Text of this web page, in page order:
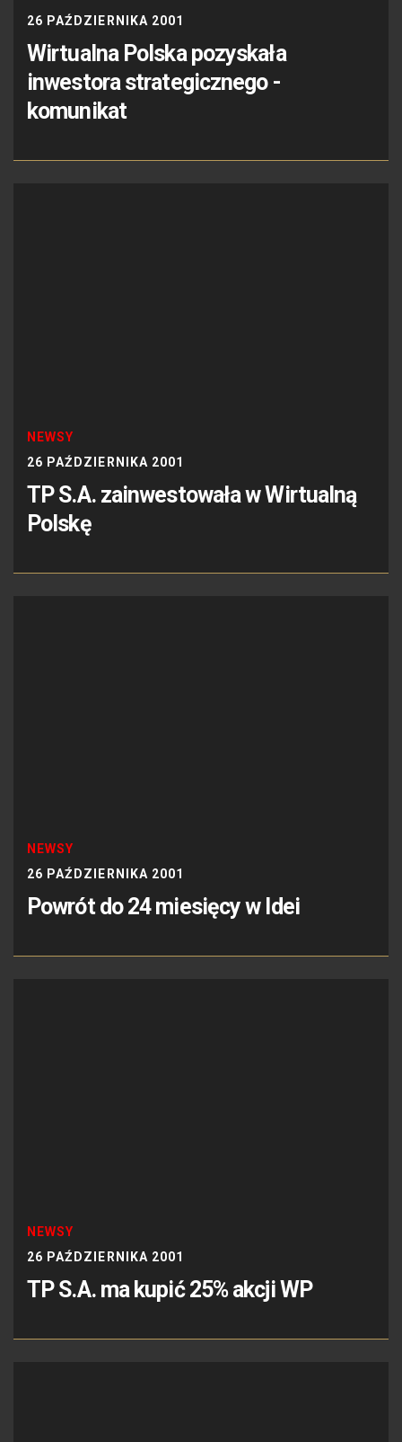
26 PAŹDZIERNIKA 2001
Wirtualna Polska pozyskała
inwestora strategicznego -
komunikat
NEWSY
26 PAŹDZIERNIKA 2001
TP S.A. zainwestowała w Wirtualną
Polskę
NEWSY
26 PAŹDZIERNIKA 2001
Powrót do 24 miesięcy w Idei
NEWSY
26 PAŹDZIERNIKA 2001
TP S.A. ma kupić 25% akcji WP